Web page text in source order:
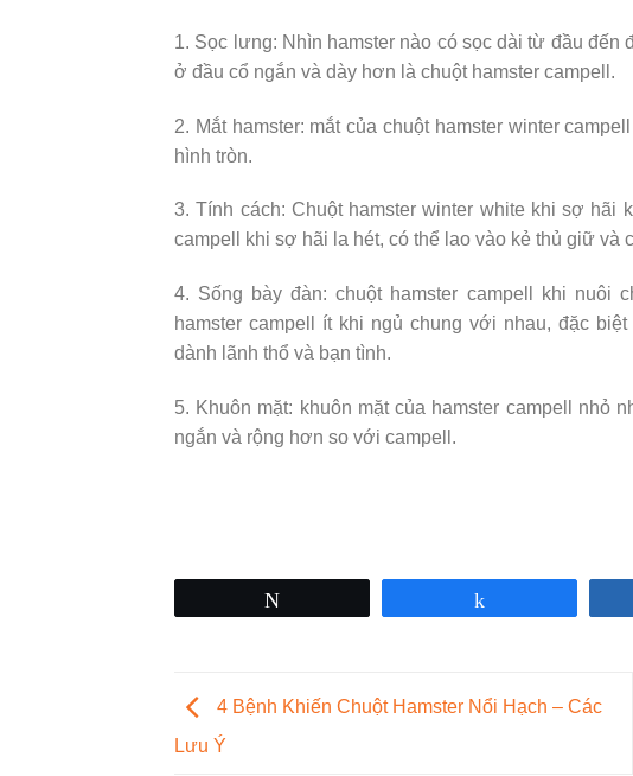
1. Sọc lưng: Nhìn hamster nào có sọc dài từ đầu
ở đầu cổ ngắn và dày hơn là chuột hamster campell.
2. Mắt hamster: mắt của chuột hamster winter
hình tròn.
3. Tính cách: Chuột hamster winter white khi sợ hãi
campell khi sợ hãi la hét, có thể lao vào kẻ thủ giữ và
4. Sống bày đàn: chuột hamster campell khi nuôi
hamster campell ít khi ngủ chung với nhau, đặc
dành lãnh thổ và bạn tình.
5. Khuôn mặt: khuôn mặt của hamster campell nhỏ
ngắn và rộng hơn so với campell.
4 Bệnh Khiến Chuột Hamster Nổi Hạch – Các
Lưu Ý